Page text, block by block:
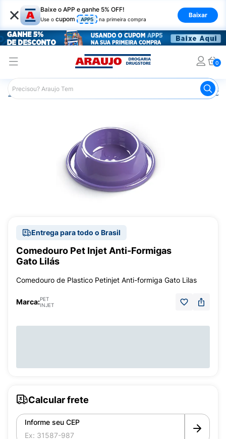
× Baixe o APP e ganhe 5% OFF!
Use o cupom APP5 na primeira compra
Baixar
0
Araujo Pet Shop Comedouro para Gato
Entrega para todo o Brasil
Comedouro Pet Injet Anti-Formigas
Gato Lilás
Comedouro de Plastico Petinjet Anti-formiga Gato Lilas
Marca:PET
INJET
Calcular frete
Informe seu CEP